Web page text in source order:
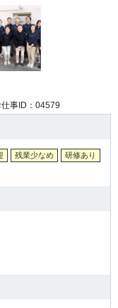
仕事ID：04579
残業少なめ
研修あり